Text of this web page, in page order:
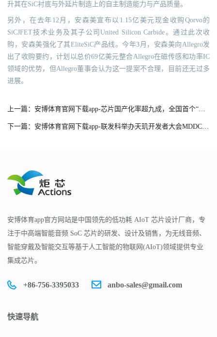
升其在SiC衬底与外延片制造上的自主制造能力与产品质量。
另外，在去年12月，安森美宣布以1.15亿美元现金收购Qorvo的
SiCJFET技术业务及其子公司United Silicon Carbide。通过此次收
购，安森美强化了其EliteSiC产品线。今年3月，安森美向Allegro发
出了收购要约，计划以总价69亿美元整合Allegro在磁传感和功率IC
领域的优势，但Allegro董事会认为这一提案不合理，目前还无过多
进展。
上一篇：安博体育官网下载app-芯片国产化率超九成，全国首个“四算合一”算力网络调度平台建成
下一篇：安博体育官网下载app-联发科举办天玑开发者大会MDDC 2025，联合产业伙伴加速智能体AI体验普及和发展
安博体育app官方网站是中国领先的低功耗 AIoT 芯片设计厂商，专
注于中高端智能音频 SoC 芯片的研发、设计及销售，为无线音频、
智能穿戴及智能交互等基于人工智能的物联网(AIoT)领域提供专业
集成芯片。
+86-756-3395033 anbo-sales@gmail.com
快速导航